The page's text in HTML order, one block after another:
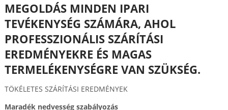
MEGOLDÁS MINDEN IPARI
TEVÉKENYSÉG SZÁMÁRA, AHOL
PROFESSZIONÁLIS SZÁRÍTÁSI
EREDMÉNYEKRE ÉS MAGAS
TERMELÉKENYSÉGRE VAN SZÜKSÉG.
TÖKÉLETES SZÁRÍTÁSI EREDMÉNYEK
Maradék nedvesség szabályozás